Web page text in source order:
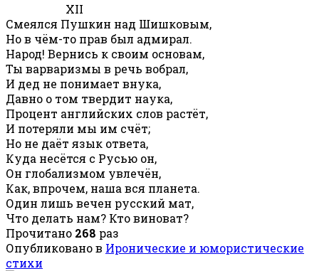
XII
Смеялся Пушкин над Шишковым,
Но в чём-то прав был адмирал.
Народ! Вернись к своим основам,
Ты варваризмы в речь вобрал,
И дед не понимает внука,
Давно о том твердит наука,
Процент английских слов растёт,
И потеряли мы им счёт;
Но не даёт язык ответа,
Куда несётся с Русью он,
Он глобализмом увлечён,
Как, впрочем, наша вся планета.
Один лишь вечен русский мат,
Что делать нам? Кто виноват?
Прочитано 268 раз
Опубликовано в Иронические и юмористические
стихи